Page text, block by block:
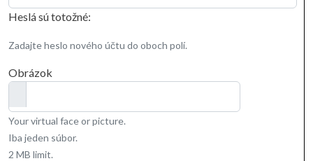
Heslá sú totožné:
Zadajte heslo nového účtu do oboch polí.
Obrázok
Your virtual face or picture.
Iba jeden súbor.
2 MB limit.